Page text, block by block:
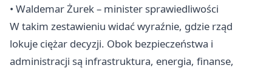
• Waldemar Żurek – minister sprawiedliwości
W takim zestawieniu widać wyraźnie, gdzie rząd
lokuje ciężar decyzji. Obok bezpieczeństwa i
administracji są infrastruktura, energia, finanse,